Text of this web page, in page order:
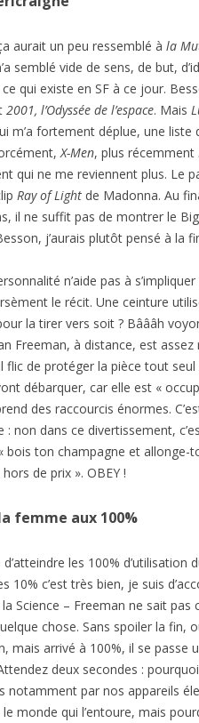
aurait un peu ressemblé à la
semblé vide de sens, de but,
ce qui existe en SF à ce jour.
2001, l’Odyssée de l’espace. Mais
m’a fortement déplue, une liste
X-Men, plus récemment
qui ne me reviennent plus. Le
Ray of Light de Madonna. Au
il ne suffit pas de montrer le
j’aurais plutôt pensé à la
n’aide pas à
le récit. Une ceinture
la tirer vers soit ? Bâââh
Freeman, à distance, est
flic de protéger la pièce tout
débarquer, car elle est «
des raccourcis énormes.
: non dans ce divertissement,
bois ton champagne et allonge-
de prix ». OBEY !
femme aux 100%
les 100%
10% c’est très bien, je suis
Science – Freeman ne sait
chose. Sans spoiler la fin,
mais arrivé à 100%, il se passe
deux secondes :
notamment par nos appareils
monde qui l’entoure, mais